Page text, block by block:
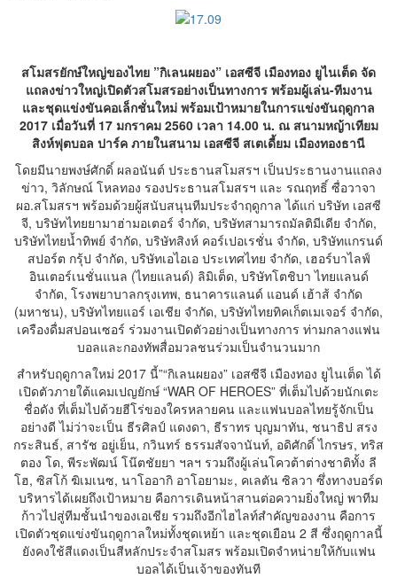
สโมสรยักษ์ใหญ่ของไทย ”กิเลนผยอง” เอสซีจี เมืองทอง ยูไนเต็ด จัด
แถลงข่าวใหญ่เปิดตัวสโมสรอย่างเป็นทางการ พร้อมผู้เล่น-ทีมงาน
และชุดแข่งขันคอเล็กชั่นใหม่ พร้อมเป้าหมายในการแข่งขันฤดูกาล
2017 เมื่อวันที่ 17 มกราคม 2560 เวลา 14.00 น. ณ สนามหญ้าเทียม
สิงห์ฟุตบอล ปาร์ค ภายในสนาม เอสซีจี สเตเดี้ยม เมืองทองธานี
โดยมีนายพงษ์ศักดิ์ ผลอนันต์ ประธานสโมสรฯ เป็นประธานงานแถลง
ข่าว, วิลักษณ์ โหลทอง รองประธานสโมสรฯ และ รณฤทธิ์ ซื่อวาจา
ผอ.สโมสรฯ พร้อมด้วยผู้สนับสนุนทีมประจำฤดูกาล ได้แก่ บริษัท เอสซี
จี, บริษัทไทยยามาฮ่ามอเตอร์ จำกัด, บริษัทสามารถมัลติมีเดีย จำกัด,
บริษัทไทยน้ำทิพย์ จำกัด, บริษัทสิงห์ คอร์เปอเรชั่น จำกัด, บริษัทแกรนด์
สปอร์ต กรุ้ป จำกัด, บริษัทเอไอเอ ประเทศไทย จำกัด, เฮอร์บาไลฟ์
อินเตอร์เนชั่นแนล (ไทยแลนด์) ลิมิเต็ด, บริษัทโตชิบา ไทยแลนด์
จำกัด, โรงพยาบาลกรุงเทพ, ธนาคารแลนด์ แอนด์ เฮ้าส้ จำกัด
(มหาชน), บริษัทไทยแอร์ เอเชีย จำกัด, บริษัทไทยทิคเก็ตเมเจอร์ จำกัด,
เครืองดื่มสปอนเซอร์ ร่วมงานเปิดตัวอย่างเป็นทางการ ท่ามกลางแฟน
บอลและกองทัพสื่อมวลชนร่วมเป็นจำนวนมาก
สำหรับฤดูกาลใหม่ 2017 นี้”“กิเลนผยอง” เอสซีจี เมืองทอง ยูไนเต็ด ได้
เปิดตัวภายใต้แคมเปญยักษ์ “WAR OF HEROES” ที่เต็มไปด้วยนักเตะ
ชื่อดัง ที่เต็มไปด้วยฮีโร่ของใครหลายคน และแฟนบอลไทยรู้จักเป็น
อย่างดี ไม่ว่าจะเป็น ธีรศิลป์ แดงดา, ธีราทร บุญมาทัน, ชนาธิป สรง
กระสินธ์, สารัช อยู่เย็น, กวินทร์ ธรรมสัจจานันท์, อดิศักดิ์ ไกรษร, ทริส
ตอง โด, พีระพัฒน์ โน๊ตชัยยา ฯลฯ รวมถึงผู้เล่นโควต้าต่างชาติทั้ง ลี
โฮ, ซิสโก้ ฆิเมเนซ, นาโออากิ อาโอยามะ, คเลตัน ซิลวา ซึ่งทางบอร์ด
บริหารได้เผยถึงเป้าหมาย คือการเดินหน้าสานต่อความยิ่งใหญ่ พาทีม
ก้าวไปสู่ทีมชั้นนำของเอเชีย รวมถึงอีกไฮไลท์สำคัญของงาน คือการ
เปิดตัวชุดแข่งขันฤดูกาลใหม่ทั้งชุดเหย้า และชุดเยือน 2 สี ซึ่งฤดูกาลนี้
ยังคงใช้สีแดงเป็นสีหลักประจำสโมสร พร้อมเปิดจำหน่ายให้กับแฟน
บอลได้เป็นเจ้าของทันที